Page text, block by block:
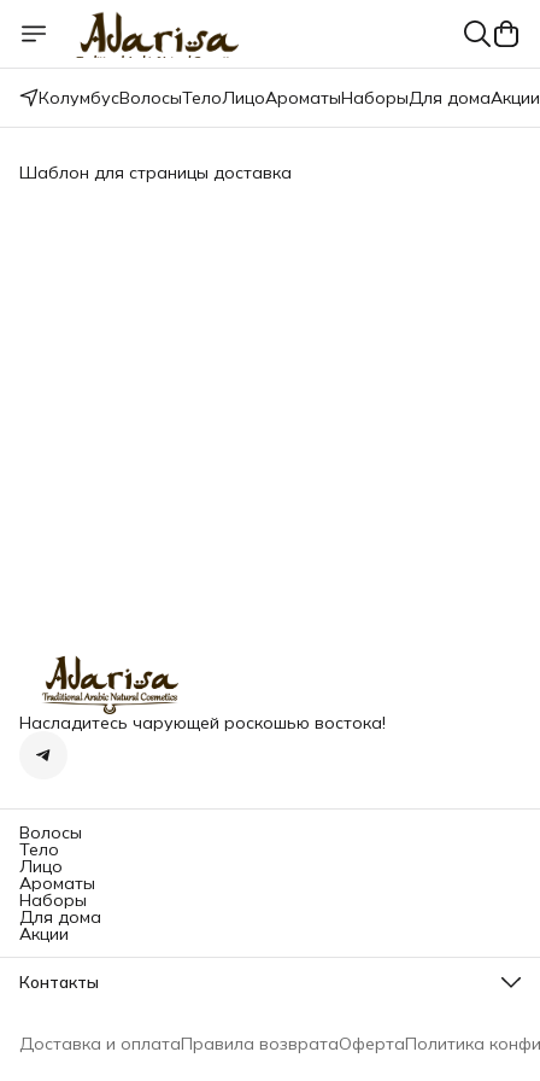
КолумбусВолосыТелоЛицоАроматыНаборыДля домаАкции
Шаблон для страницы доставка
Насладитесь чарующей роскошью востока!
Волосы
Тело
Лицо
Ароматы
Наборы
Для дома
Акции
Контакты
Телефон
Доставка и оплатаПравила возвратаОфертаПолитика